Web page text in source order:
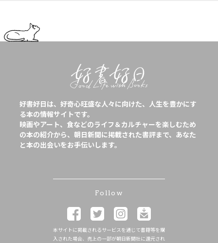
好書好日は、好奇心旺盛な人々に向けた、人生を豊かにす
る本の情報サイトです。
映画やアート、食などのライフ＆カルチャーを楽しむため
の本の紹介から、朝日新聞に掲載された書評まで、あなた
と本の出会いをお手伝いします。
Follow
本サイトに掲載されるサービスを通じて書籍等を購
入された場合、売上の一部が朝日新聞社に還元され